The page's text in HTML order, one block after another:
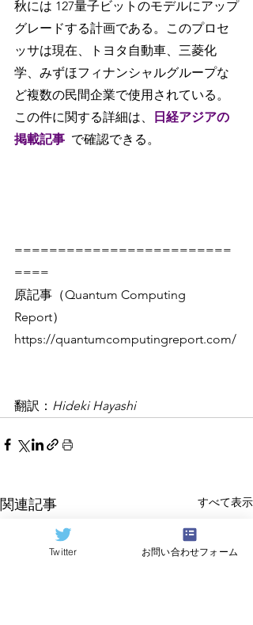
秋には 127量子ビットのモデルにアップ
グレードする計画である。このプロセ
ッサは現在、トヨタ自動車、三菱化
学、みずほフィナンシャルグループな
ど複数の民間企業で使用されている。
この件に関する詳細は、
日経アジアの
掲載記事 で確認できる。
=========================
====
原記事（Quantum Computing
Report）
https://quantumcomputingreport.com/
翻訳： Hideki Hayashi
関連記事 すべて表示
Twitter お問い合わせフォーム